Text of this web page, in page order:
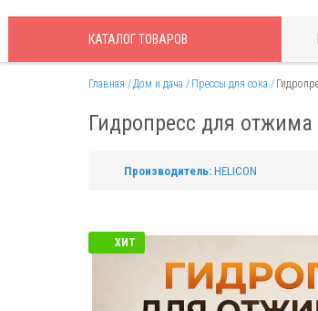
КАТАЛОГТОВАРОВ
Главная Дом и дача Прессы для сока
Гидропресс для отжима
Производитель: HELICON
ХИТ